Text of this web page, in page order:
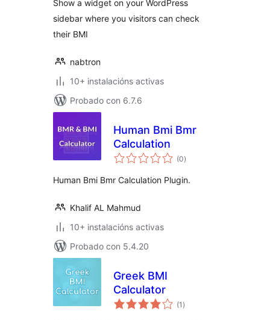
Show a widget on your WordPress
sidebar where you visitors can check
their BMI
nabtron
10+ instalacións activas
Probado con 6.7.6
Human Bmi Bmr
Calculation
(0valoracións
totais
)
Human Bmi Bmr Calculation Plugin.
Khalif AL Mahmud
10+ instalacións activas
Probado con 5.4.20
Greek BMI
Calculator
(1 valoracións
totais
)